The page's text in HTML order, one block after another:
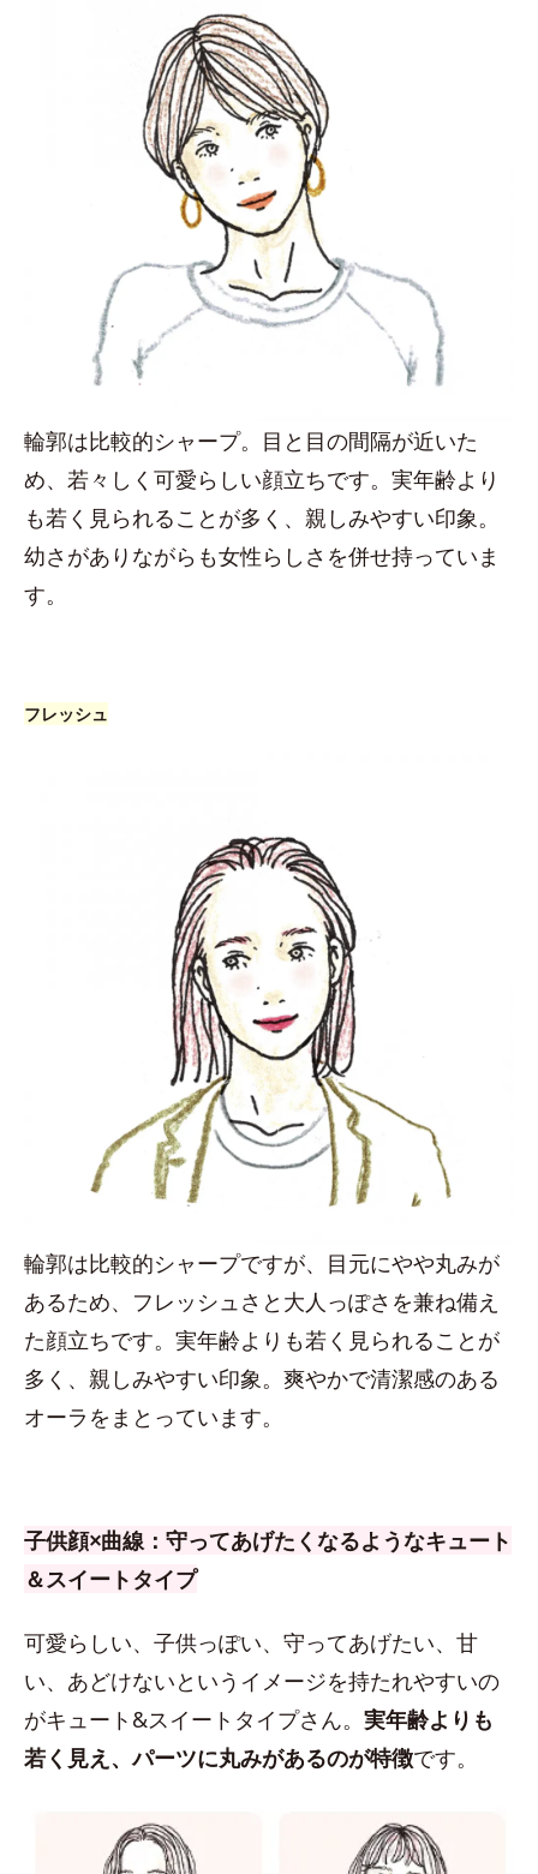
輪郭は比較的シャープ。目と目の間隔が近いた
め、若々しく可愛らしい顔立ちです。実年齢より
も若く見られることが多く、親しみやすい印象。
幼さがありながらも女性らしさを併せ持っていま
す。
フレッシュ
輪郭は比較的シャープですが、目元にやや丸みが
あるため、フレッシュさと大人っぽさを兼ね備え
た顔立ちです。実年齢よりも若く見られることが
多く、親しみやすい印象。爽やかで清潔感のある
オーラをまとっています。
子供顔×曲線：守ってあげたくなるようなキュート
＆スイートタイプ
可愛らしい、子供っぽい、守ってあげたい、甘
い、あどけないというイメージを持たれやすいの
がキュート&スイートタイプさん。 実年齢よりも
若く見え、パーツに丸みがあるのが特徴です。